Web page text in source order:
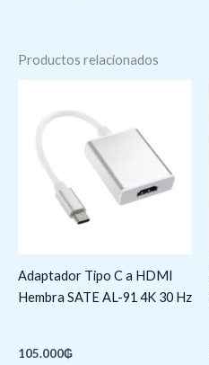
Productos relacionados
Adaptador Tipo C a HDMI
Hembra SATE AL-91 4K 30 Hz
105.000₲